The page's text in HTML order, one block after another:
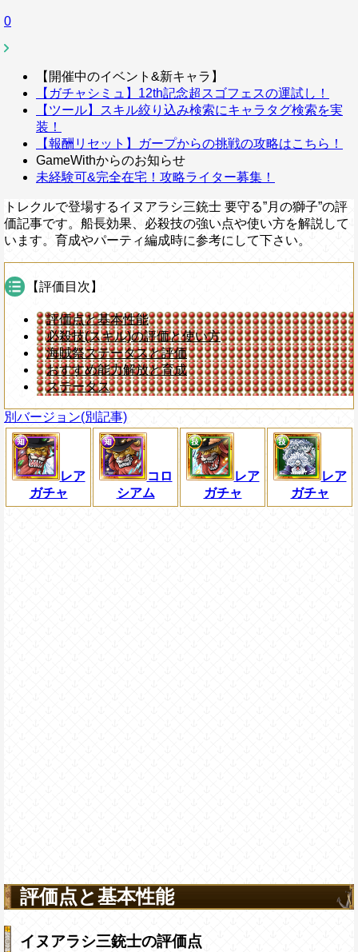
0
【開催中のイベント&新キャラ】
【ガチャシミュ】12th記念超スゴフェスの運試し！
【ツール】スキル絞り込み検索にキャラタグ検索を実
装！
【報酬リセット】ガープからの挑戦の攻略はこちら！
GameWithからのお知らせ
未経験可&完全在宅！攻略ライター募集！
トレクルで登場するイヌアラシ三銃士 要守る”月の獅子”の評
価記事です。船長効果、必殺技の強い点や使い方を解説して
います。育成やパーティ編成時に参考にして下さい。
【評価目次】
評価点と基本性能
必殺技(スキル)の評価と使い方
海賊祭ステータスと評価
おすすめ能力解放と育成
ステータス
別バージョン(別記事)
レア
ガチャ
コロ
シアム
レア
ガチャ
レア
ガチャ
評価点と基本性能
イヌアラシ三銃士の評価点